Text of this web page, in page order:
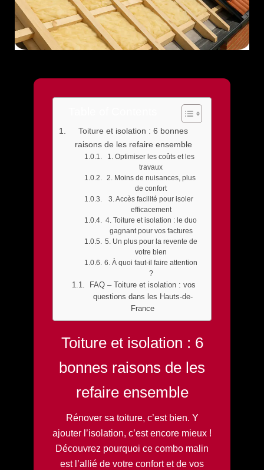
Toiture et isolation : 6 bonnes
raisons de les refaire ensemble
1. Optimiser les coûts et les
travaux
2. Moins de nuisances, plus
de confort
3. Accès facilité pour isoler
efficacement
4. Toiture et isolation : le duo
gagnant pour vos factures
5. Un plus pour la revente de
votre bien
6. À quoi faut-il faire attention
?
FAQ – Toiture et isolation : vos
questions dans les Hauts-de-
France
Toiture et isolation : 6
bonnes raisons de les
refaire ensemble
Rénover sa toiture, c’est bien. Y
ajouter l’isolation, c’est encore mieux !
Découvrez pourquoi ce combo malin
est l’allié de votre confort et de vos